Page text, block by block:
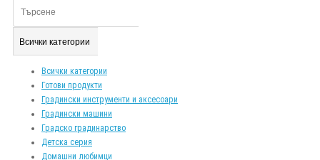
Всички категории
Всички категории
Готови продукти
Градински инструменти и аксесоари
Градински машини
Градско градинарство
Детска серия
Домашни любимци